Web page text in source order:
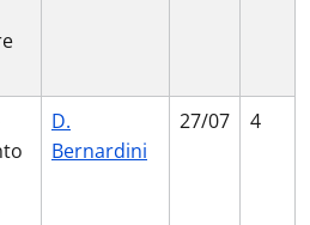
D.
Bernardini
27/07 4